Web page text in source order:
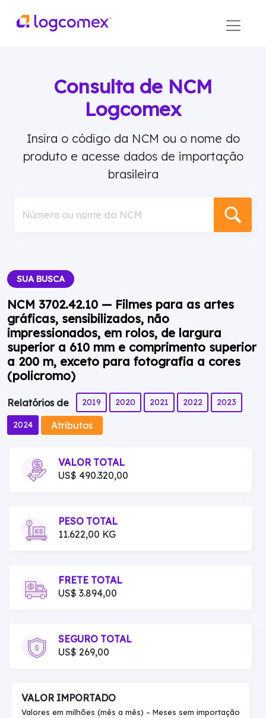
Consulta de NCM
Logcomex
Insira o código da NCM ou o nome do
produto e acesse dados de importação
brasileira
Número ou nome da NCM
SUA BUSCA
NCM 3702.42.10 — Filmes para as artes
gráficas, sensibilizados, não
impressionados, em rolos, de largura
superior a 610 mm e comprimento superior
a 200 m, exceto para fotografia a cores
(policromo)
Relatórios de 2019 2020 2021 2022 2023
2024 Atributos
VALOR TOTAL
US$ 490.320,00
PESO TOTAL
11.622,00 KG
FRETE TOTAL
US$ 3.894,00
SEGURO TOTAL
US$ 269,00
VALOR IMPORTADO
Valores em milhões (mês a mês) – Meses sem importação